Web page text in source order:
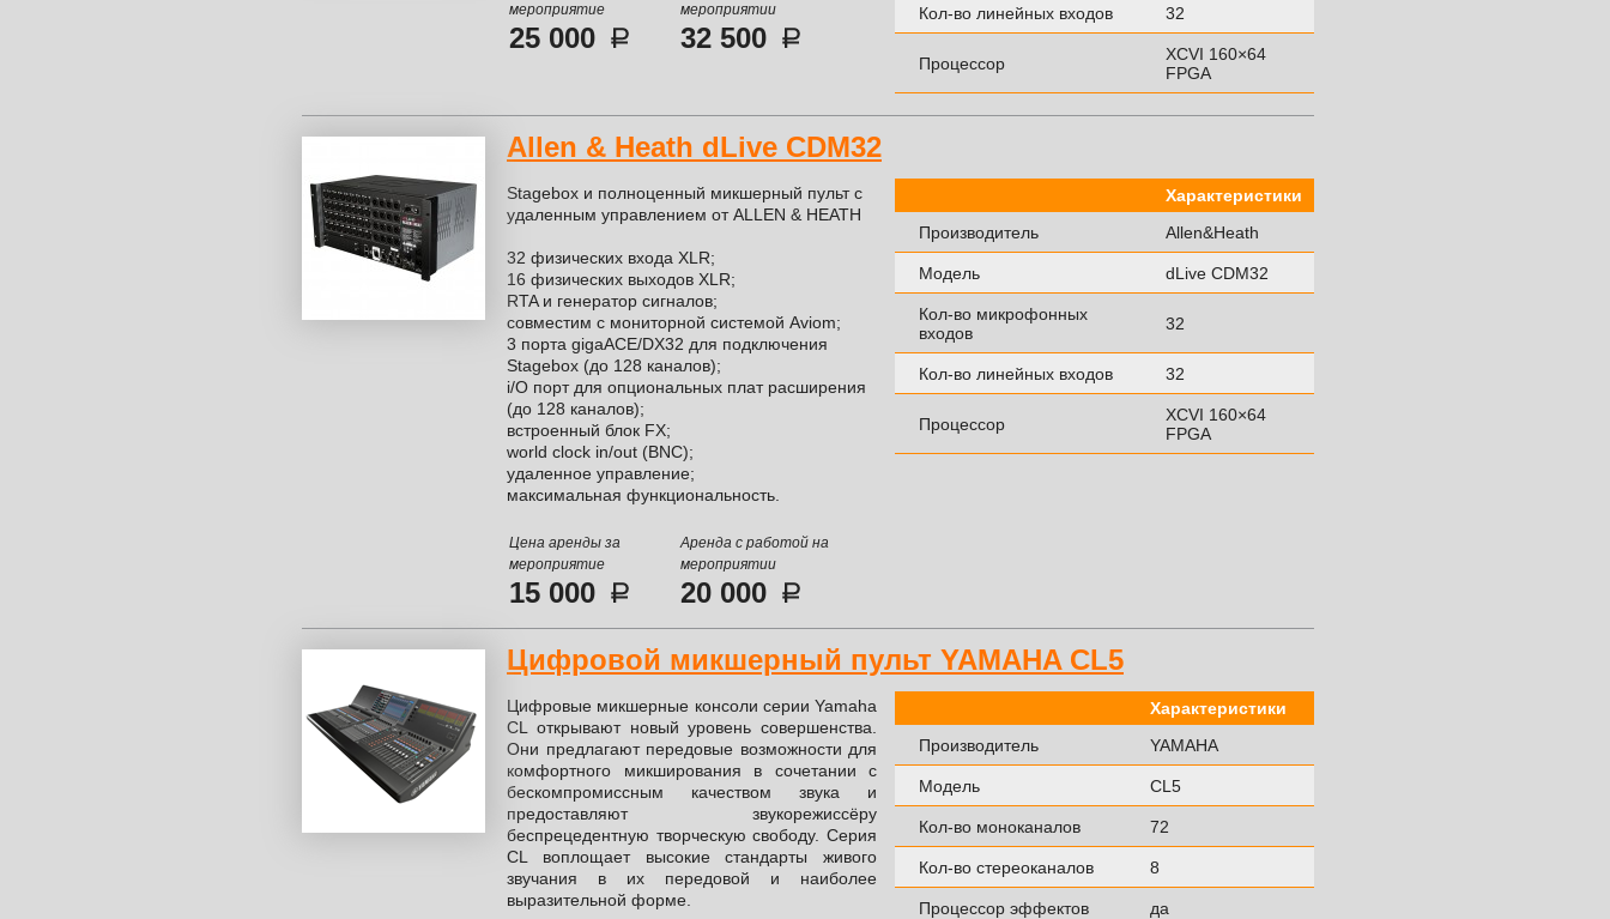
Кол-во линейных входов 32
Процессор
XCVI 160×64
FPGA
мероприятие
мероприятии
25 000 32 500
Allen & Heath dLive CDM32
Характеристики
Производитель
Allen&Heath
Модель dLive CDM32
Кол-во микрофонных
входов
32
Кол-во линейных входов 32
Процессор
XCVI 160×64
FPGA
Stagebox и полноценный микшерный пульт с
удаленным управлением от ALLEN & HEATH
32 физических входа XLR;
16 физических выходов XLR;
RTA и генератор сигналов;
совместим с мониторной системой Aviom;
3 порта gigaACE/DX32 для подключения
Stagebox (до 128 каналов);
i/O порт для опциональных плат расширения
(до 128 каналов);
встроенный блок FX;
world clock in/out (BNC);
удаленное управление;
максимальная функциональность.
Цена аренды за
мероприятие
Аренда с работой на
мероприятии
15 000 20 000
Цифровой микшерный пульт YAMAHA CL5
Характеристики
Производитель
YAMAHA
Модель CL5
Кол-во моноканалов 72
Кол-во стереоканалов 8
Процессор эффектов да
Цифровые микшерные консоли серии Yamaha
CL открывают новый уровень совершенства.
Они предлагают передовые возможности для
комфортного микширования в сочетании с
бескомпромиссным качеством звука и
предоставляют звукорежиссёру
беспрецедентную творческую свободу. Серия
CL воплощает высокие стандарты живого
звучания в их передовой и наиболее
выразительной форме.